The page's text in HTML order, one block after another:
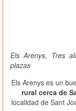
Els Arenys, Tres
plazas
Els Arenys es un
rural cerca de
localidad de Sant